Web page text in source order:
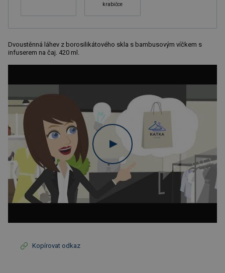
krabičce
Dvoustěnná láhev z borosilikátového skla s bambusovým víčkem s
infuserem na čaj. 420 ml.
Kopírovat odkaz